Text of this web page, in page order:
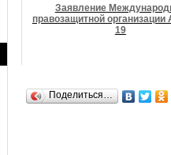
Заявление
правозащитной организации
19
Поделиться…